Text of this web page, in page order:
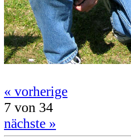
« vorherige
7 von 34
nächste »